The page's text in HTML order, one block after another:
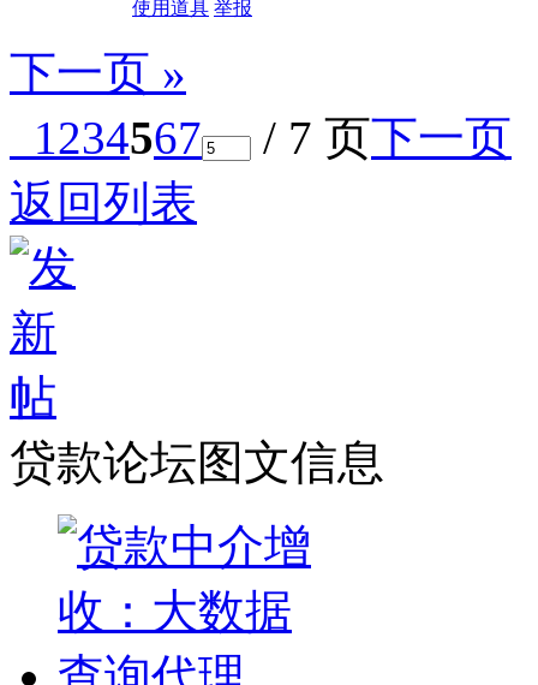
使用道具 举报
下一页 »
1234567 / 7 页下一页
返回列表
贷款论坛图文信息